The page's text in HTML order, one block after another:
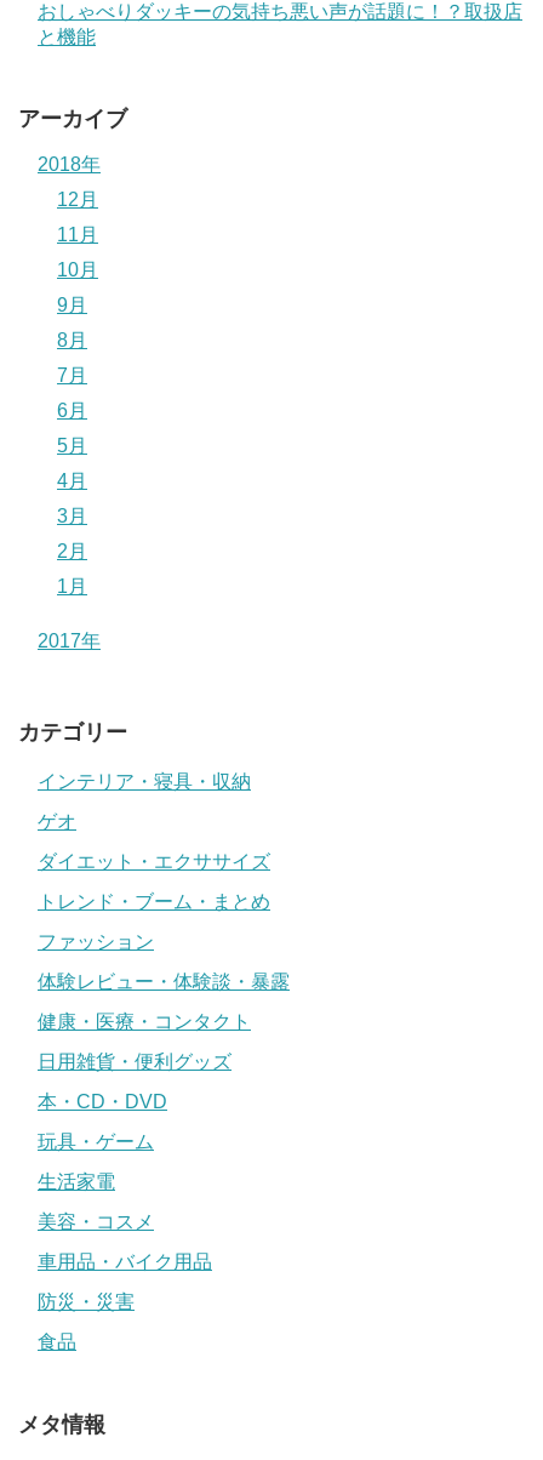
おしゃべりダッキーの気持ち悪い声が話題に！？取扱店
と機能
アーカイブ
2018年
12月
11月
10月
9月
8月
7月
6月
5月
4月
3月
2月
1月
2017年
カテゴリー
インテリア・寝具・収納
ゲオ
ダイエット・エクササイズ
トレンド・ブーム・まとめ
ファッション
体験レビュー・体験談・暴露
健康・医療・コンタクト
日用雑貨・便利グッズ
本・CD・DVD
玩具・ゲーム
生活家電
美容・コスメ
車用品・バイク用品
防災・災害
食品
メタ情報